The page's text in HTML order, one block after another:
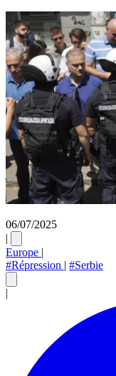
06/07/2025
|
Europe |
#Répression | #Serbie
|